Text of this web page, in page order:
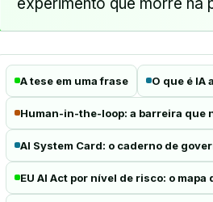
A tese em uma frase O que é IA
Human-in-the-loop: a barreira que
AI System Card: o caderno de
EU AI Act por nível de risco: o